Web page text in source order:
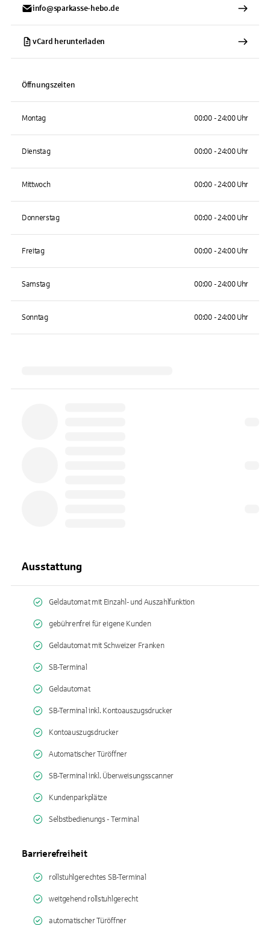
info@sparkasse-hebo.de
vCard herunterladen
Öffnungszeiten
Montag 00:00 - 24:00 Uhr
Dienstag 00:00 - 24:00 Uhr
Mittwoch 00:00 - 24:00 Uhr
Donnerstag 00:00 - 24:00 Uhr
Freitag 00:00 - 24:00 Uhr
Samstag 00:00 - 24:00 Uhr
Sonntag 00:00 - 24:00 Uhr
Ausstattung
Geldautomat mit Einzahl- und Auszahlfunktion
gebührenfrei für eigene Kunden
Geldautomat mit Schweizer Franken
SB-Terminal
Geldautomat
SB-Terminal inkl. Kontoauszugsdrucker
Kontoauszugsdrucker
Automatischer Türöffner
SB-Terminal inkl. Überweisungsscanner
Kundenparkplätze
Selbstbedienungs - Terminal
Barrierefreiheit
rollstuhlgerechtes SB-Terminal
weitgehend rollstuhlgerecht
automatischer Türöffner